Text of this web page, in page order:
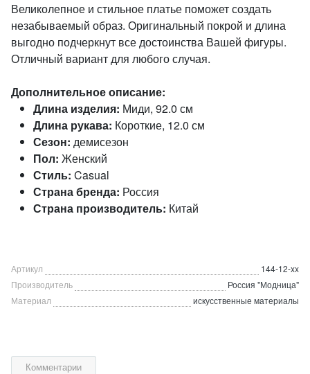
Великолепное и стильное платье поможет создать
незабываемый образ. Оригинальный покрой и длина
выгодно подчеркнут все достоинства Вашей фигуры.
Отличный вариант для любого случая.
Дополнительное описание:
Длина изделия: Миди, 92.0 см
Длина рукава: Короткие, 12.0 см
Сезон: демисезон
Пол: Женский
Стиль: Casual
Страна бренда: Россия
Страна производитель: Китай
Артикул
144-12-xx
Производитель
Россия "Модница"
Материал
искусственные материалы
Комментарии